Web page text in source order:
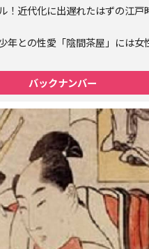
！近代化に出遅れたはずの江
年との性愛「陰間茶屋」には
バックナンバー